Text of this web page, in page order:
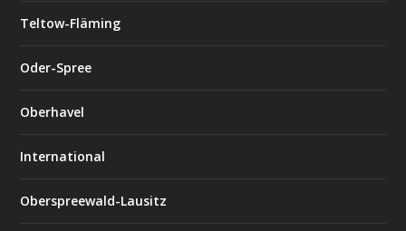
Teltow-Fläming
Oder-Spree
Oberhavel
International
Oberspreewald-Lausitz